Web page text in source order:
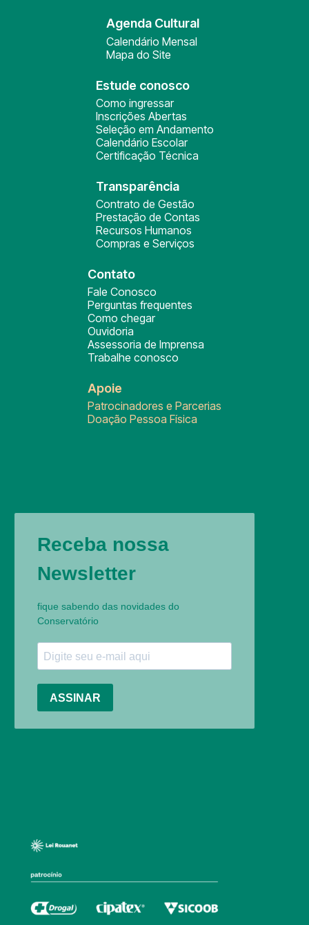
Agenda Cultural
Calendário Mensal
Mapa do Site
Estude conosco
Como ingressar
Inscrições Abertas
Seleção em Andamento
Calendário Escolar
Certificação Técnica
Transparência
Contrato de Gestão
Prestação de Contas
Recursos Humanos
Compras e Serviços
Contato
Fale Conosco
Perguntas frequentes
Como chegar
Ouvidoria
Assessoria de Imprensa
Trabalhe conosco
Apoie
Patrocinadores e Parcerias
Doação Pessoa Física